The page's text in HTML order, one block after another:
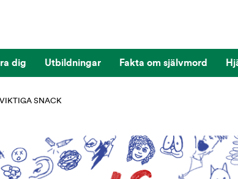
dig Utbildningar Fakta om självmord
SNACK